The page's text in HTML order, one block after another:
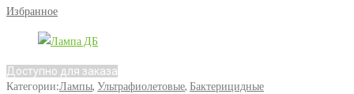
Избранное
Доступно для заказа
Категории:Лампы, Ультрафиолетовые, Бактерицидные